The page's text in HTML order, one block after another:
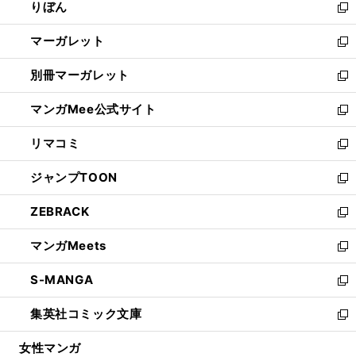
く
で
開
く
ド
ウ
で
開
く
ィ
ン
ド
ウ
で
開
く
りぼん
新
し
い
ウ
ィ
ン
ド
ウ
で
開
く
マーガレット
新
し
い
ウ
ィ
ン
ド
ウ
で
開
く
別冊マーガレット
新
し
い
ウ
ィ
ン
ド
ウ
で
開
く
マンガMee公式サイト
新
し
い
ウ
ィ
ン
ド
ウ
で
開
く
リマコミ
新
し
い
ウ
ィ
ン
ド
ウ
で
開
く
ジャンプTOON
新
し
い
ウ
ィ
ン
ド
ウ
で
開
ZEBRACK
新
し
い
ウ
ィ
ン
ド
ウ
マンガMeets
新
し
い
ウ
ィ
ン
S-MANGA
新
し
い
ウ
集英社コミック文庫
新
し
女性マンガ